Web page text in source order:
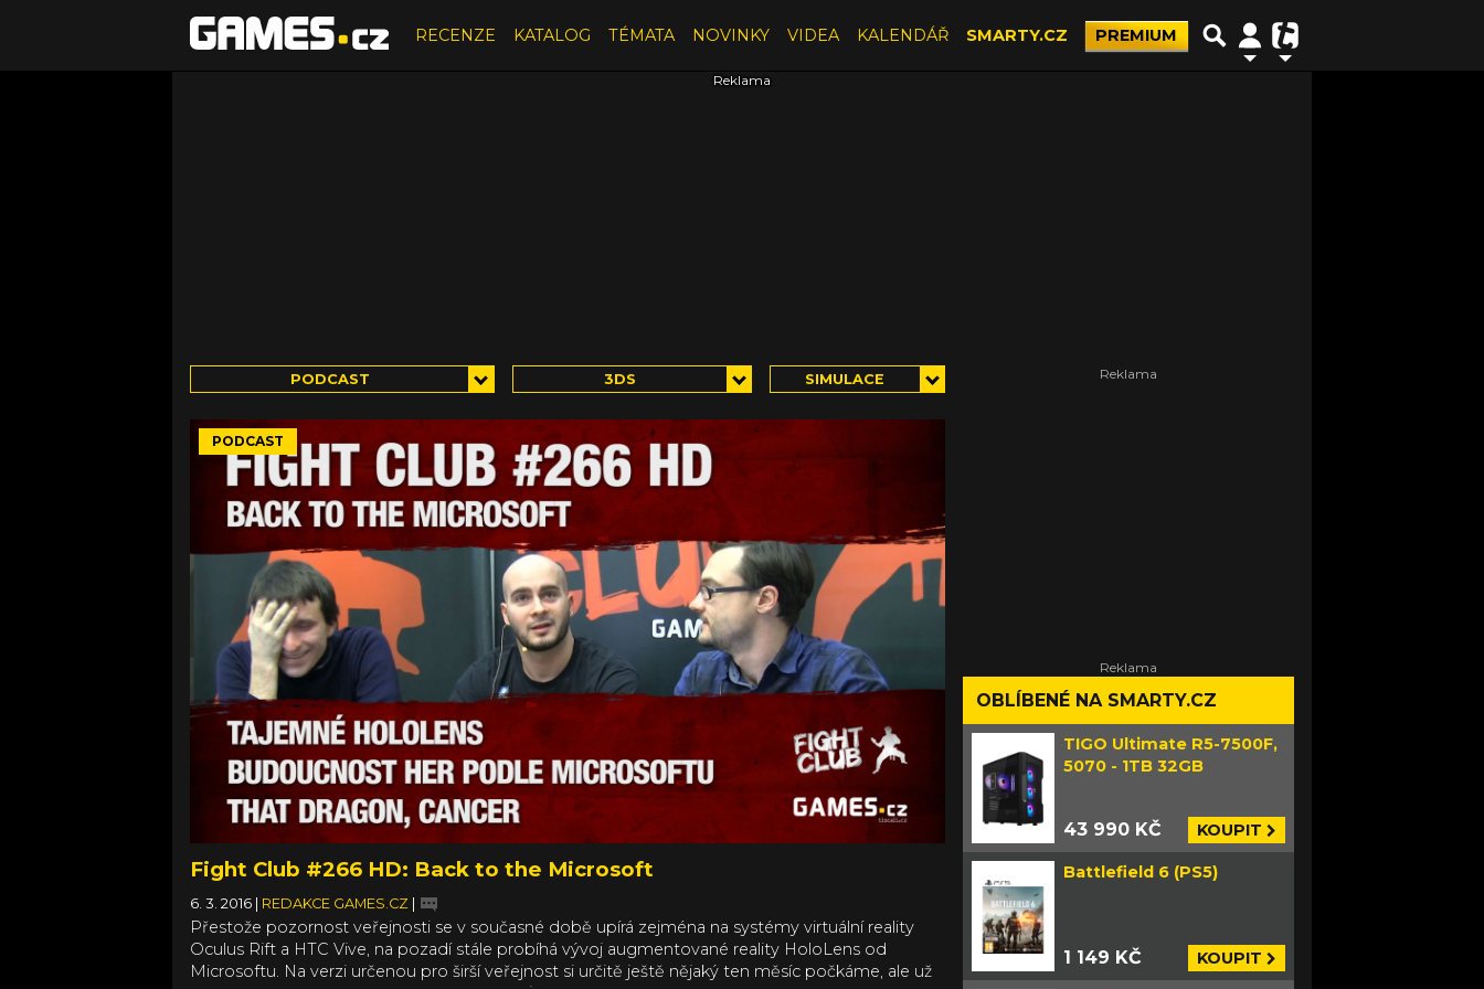
RECENZE KATALOG TÉMATA NOVINKY VIDEA KALENDÁŘ SMARTY.CZ PREMIUM
PODCAST 3DS SIMULACE
PODCAST
Fight Club #266 HD: Back to the Microsoft
6. 3. 2016 | REDAKCE GAMES.CZ |
Přestože pozornost veřejnosti se v současné době upírá zejména na systémy virtuální reality
Oculus Rift a HTC Vive, na pozadí stále probíhá vývoj augmentované reality HoloLens od
Microsoftu. Na verzi určenou pro širší veřejnost si určitě ještě nějaký ten měsíc počkáme, ale už
OBLÍBENÉ NA SMARTY.CZ
TIGO Ultimate R5-7500F,
5070 - 1TB 32GB
43 990 KČ KOUPIT
Battlefield 6 (PS5)
1 149 KČ KOUPIT